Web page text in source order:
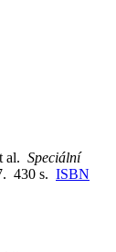
al. Speciální
430 s. ISBN